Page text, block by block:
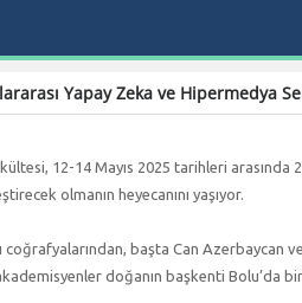
Yapay Zeka ve Hipermedya
12-14 Mayıs 2025 tarihleri arasında
olmanın heyecanını yaşıyor.
coğrafyalarından, başta Can Azerbaycan
doğanın başkenti Bolu’da